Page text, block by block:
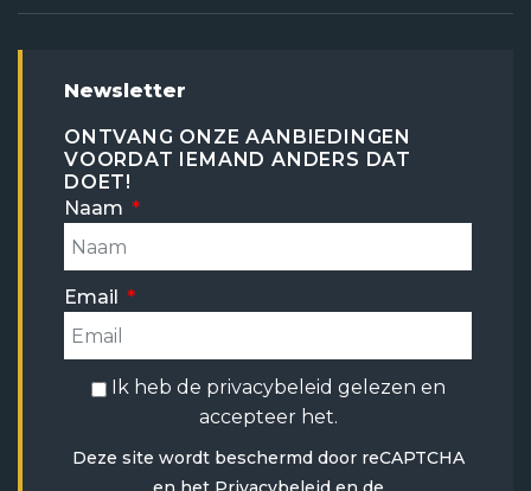
Newsletter
ONTVANG ONZE AANBIEDINGEN
VOORDAT IEMAND ANDERS DAT
DOET!
Naam
Email
Ik heb de privacybeleid gelezen en
accepteer het.
Deze site wordt beschermd door reCAPTCHA